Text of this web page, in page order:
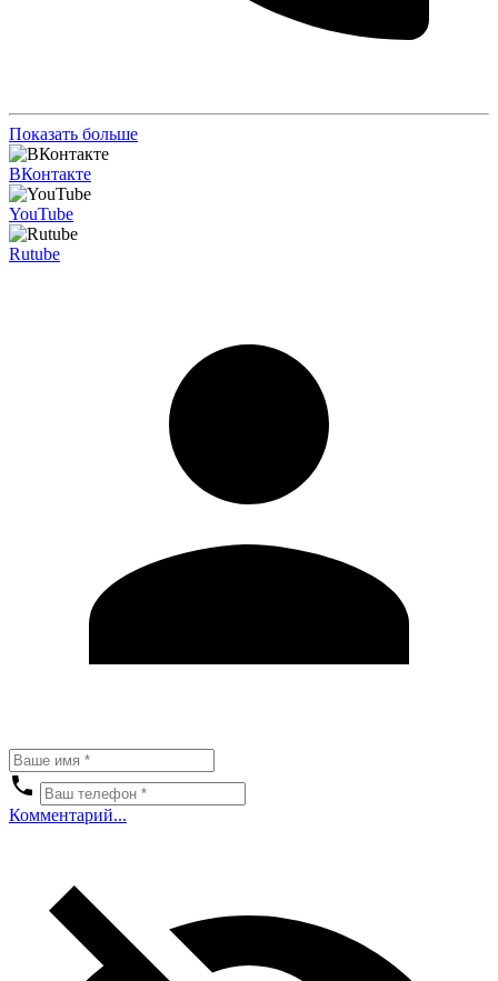
Показать больше
ВКонтакте
YouTube
Rutube
Комментарий...